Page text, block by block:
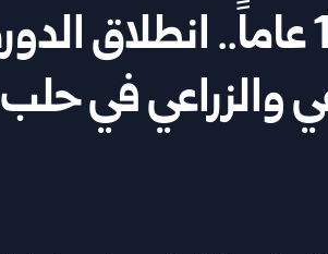
والزراعي في حلب